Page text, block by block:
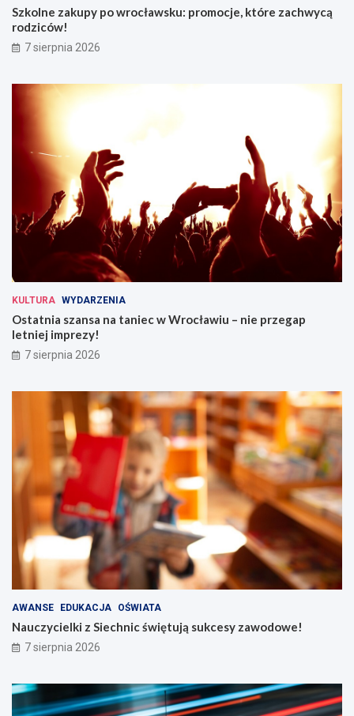
Szkolne zakupy po wrocławsku: promocje, które zachwycą
rodziców!
7 sierpnia 2026
KULTURA WYDARZENIA
Ostatnia szansa na taniec w Wrocławiu – nie przegap
letniej imprezy!
7 sierpnia 2026
AWANSE EDUKACJA OŚWIATA
Nauczycielki z Siechnic świętują sukcesy zawodowe!
7 sierpnia 2026